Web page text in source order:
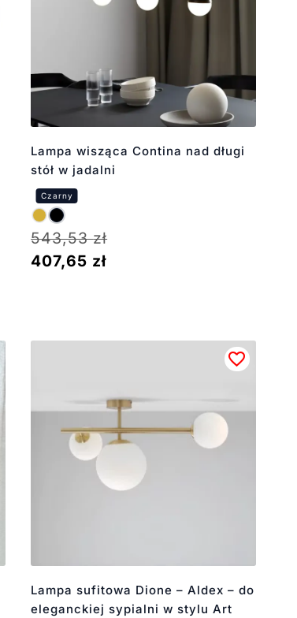
Lampa wisząca Contina nad długi
stół w jadalni
543,53zł
407,65 zł
Lampa sufitowa Dione – Aldex – do
eleganckiej sypialni w stylu Art